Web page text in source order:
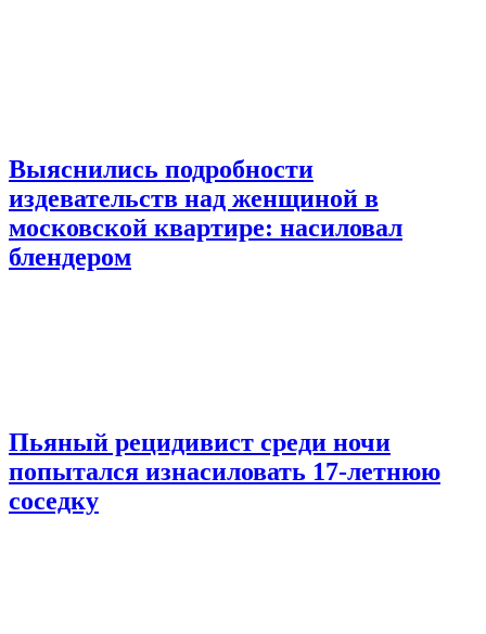
Выяснились подробности
издевательств над женщиной в
московской квартире: насиловал
блендером
Пьяный рецидивист среди ночи
попытался изнасиловать 17-летнюю
соседку